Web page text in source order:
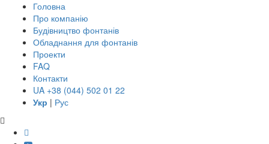
Головна
Про компанію
Будівництво фонтанів
Обладнання для фонтанів
Проекти
FAQ
Контакти
UA +38 (044) 502 01 22
Укр | Рус